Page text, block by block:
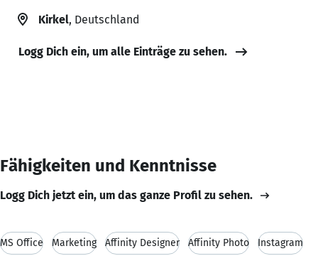
Kirkel, Deutschland
Logg Dich ein, um alle Einträge zu sehen.
Fähigkeiten und Kenntnisse
Logg Dich jetzt ein, um das ganze Profil zu sehen.
MS Office Marketing Affinity Designer Affinity Photo Instagram